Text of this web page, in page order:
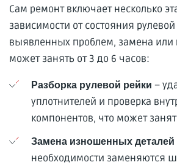
Сам ремонт включает несколько
зависимости от состояния
выявленных проблем, замена или
может занять от 3 до 6 часов:
Разборка рулевой рейки –
уплотнителей и проверка
компонентов, что может
Замена изношенных деталей
необходимости заменяются